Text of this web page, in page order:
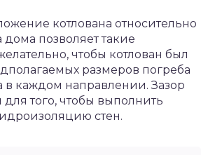
котлована относительно
позволяет такие
чтобы котлован был
размеров погреба
в каждом направлении. Зазор
для того, чтобы выполнить
стен.